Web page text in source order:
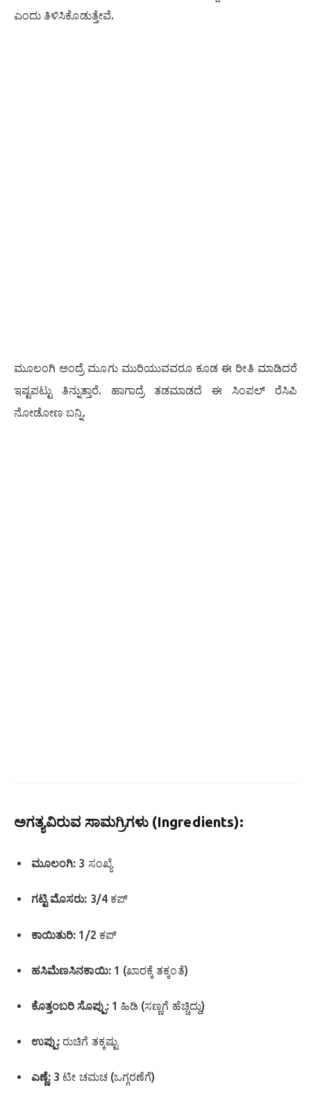
ಎಂದು ತಿಳಿಸಿಕೊಡುತ್ತೇವೆ.
ಮೂಲಂಗಿ ಅಂದ್ರೆ ಮೂಗು ಮುರಿಯುವವರೂ ಕೂಡ ಈ ರೀತಿ ಮಾಡಿದರೆ
ಇಷ್ಟಪಟ್ಟು ತಿನ್ನುತ್ತಾರೆ. ಹಾಗಾದ್ರೆ ತಡಮಾಡದೆ ಈ ಸಿಂಪಲ್ ರೆಸಿಪಿ
ನೋಡೋಣ ಬನ್ನಿ.
ಅಗತ್ಯವಿರುವ ಸಾಮಗ್ರಿಗಳು (Ingredients):
ಮೂಲಂಗಿ: 3 ಸಂಖ್ಯೆ
ಗಟ್ಟಿ ಮೊಸರು: 3/4 ಕಪ್
ಕಾಯಿತುರಿ: 1/2 ಕಪ್
ಹಸಿಮೆಣಸಿನಕಾಯಿ:1 (ಖಾರಕ್ಕೆ ತಕ್ಕಂತೆ)
ಕೊತ್ತಂಬರಿ ಸೊಪ್ಪು:1 ಹಿಡಿ (ಸಣ್ಣಗೆ ಹೆಚ್ಚಿದ್ದು)
ಉಪ್ಪು: ರುಚಿಗೆ ತಕ್ಕಷ್ಟು
ಎಣ್ಣೆ: 3 ಟೀ ಚಮಚ (ಒಗ್ಗರಣೆಗೆ)